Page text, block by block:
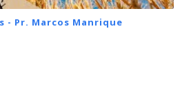
- Pr. Marcos Manrique